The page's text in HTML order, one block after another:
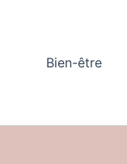
Bien-être